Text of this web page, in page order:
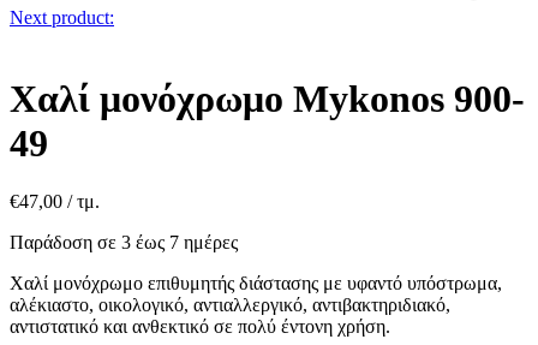
Next product:
Χαλί μονόχρωμο Mykonos 900-
49
€47,00 / τμ.
Παράδοση σε 3 έως 7 ημέρες
Χαλί μονόχρωμο επιθυμητής διάστασης με υφαντό υπόστρωμα,
αλέκιαστο, οικολογικό, αντιαλλεργικό, αντιβακτηριδιακό,
αντιστατικό και ανθεκτικό σε πολύ έντονη χρήση.